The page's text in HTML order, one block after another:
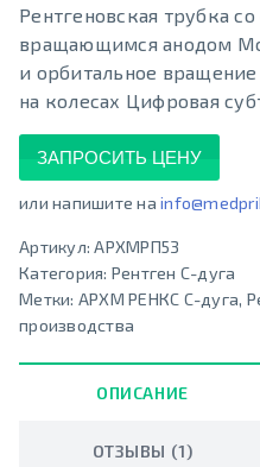
Рентгеновская трубка
вращающимся анодом
и орбитальное
на колесах Цифровая
ЗАПРОСИТЬ ЦЕНУ
или напишите на
Артикул:АРХМРП53
Категория: Рентген С-дуга
Метки: АРХМ РЕНКС С-дуга,
производства
ОПИСАНИЕ
ОТЗЫВЫ (1)